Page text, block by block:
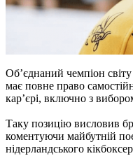
Об’єднаний чемпіон
має повне право
кар’єрі, включно з
Таку позицію висловив
коментуючи майбутній
нідерландського